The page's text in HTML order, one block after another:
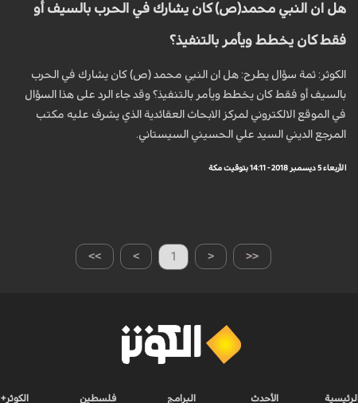
هل ان النبي محمد(ص) كان يشارك في الحرب بالسيف أو
فقط كان يخطط ويأمر بالتنفيذ؟
الكوثر: ثمة سؤال يطرح: هل ان النبي محمد (ص) كان يشارك في الحرب
بالسيف أو فقط كان يخطط ويأمر بالتنفيذ؟ وقد جاء الرد على هذا السؤال
في الموقع الالكتروني لمركز الابحاث العقائدية الذي يشرف عليه مكتب
المرجع الديني السيد علي الحسيني السيستاني.
الأربعاء 5 ديسمبر 2018 - 14:11 بتوقيت مكة
>> > 1 < <<
الرئيسية الأحدث البرامج فلسطين الكوثر+